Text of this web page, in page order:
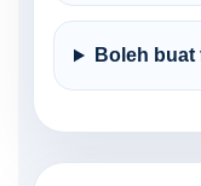
Boleh buat